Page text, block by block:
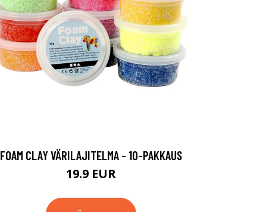
FOAM CLAY VÄRILAJITELMA - 10-PAKKAUS
19.9 EUR